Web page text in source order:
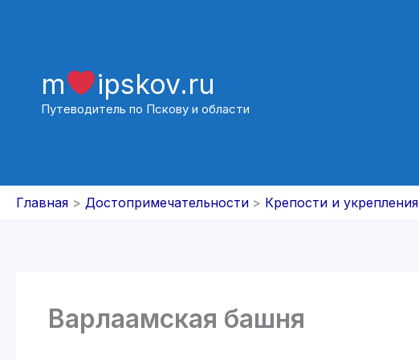
m ipskov.ru
Путеводитель по Пскову и области
Главная Достопримечательности Крепости и укрепления
Варлаамская башня